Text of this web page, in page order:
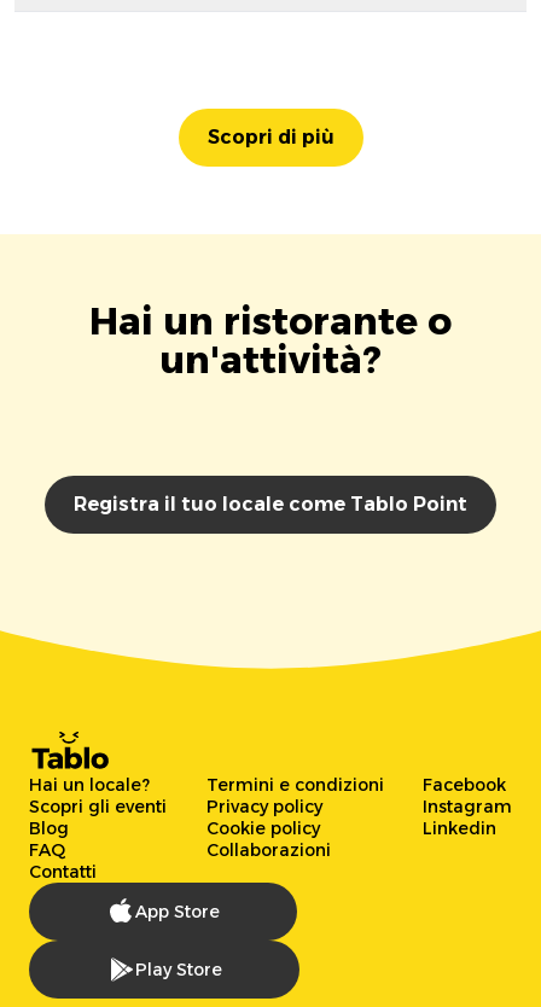
Scopri di più
Hai un ristorante o
un'attività?
Registra il tuo locale come Tablo Point
Hai un locale?
Scopri gli eventi
Blog
FAQ
Contatti
Termini e condizioni
Privacy policy
Cookie policy
Collaborazioni
Facebook
Instagram
Linkedin
App Store
Play Store